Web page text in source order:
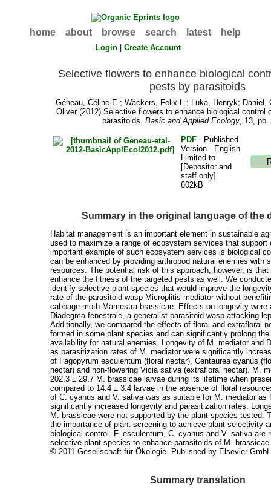
home about browse search latest help
Login |Create Account
Selective flowers to enhance biological
pests by parasitoids
Géneau, Céline E.;Wäckers, Felix L.; Luka, Henryk; Daniel,
Oliver(2012) Selective flowers to enhance biological control
parasitoids.Basic and Applied Ecology, 13, pp.
PDF - Published
Version - English
Limited to
[Depositor and
staff only]
602kB
Summary in the original language of the
Habitat management is an important element in sustainable
used to maximize a range of ecosystem services that support
important example of such ecosystem services is biological
can be enhanced by providing arthropod natural enemies with
resources. The potential risk of this approach, however, is
enhance the fitness of the targeted pests as well. We
identify selective plant species that would improve the
rate of the parasitoid wasp Microplitis mediator without
cabbage moth Mamestra brassicae. Effects on longevity were
Diadegma fenestrale, a generalist parasitoid wasp attacking
Additionally, we compared the effects of floral and extrafloral
formed in some plant species and can significantly prolong
availability for natural enemies. Longevity of M. mediator and
as parasitization rates of M. mediator were significantly
of Fagopyrum esculentum (floral nectar), Centaurea cyanus
nectar) and non-flowering Vicia sativa (extrafloral nectar). M.
202.3 ± 29.7 M. brassicae larvae during its lifetime when
compared to 14.4 ± 3.4 larvae in the absence of floral
of C. cyanus and V. sativa was as suitable for M. mediator as
significantly increased longevity and parasitization rates.
M. brassicae were not supported by the plant species tested.
the importance of plant screening to achieve plant selectivity
biological control. F. esculentum, C. cyanus and V. sativa are
selective plant species to enhance parasitoids of M.
© 2011 Gesellschaft für Ökologie. Published by Elsevier
Summary translation